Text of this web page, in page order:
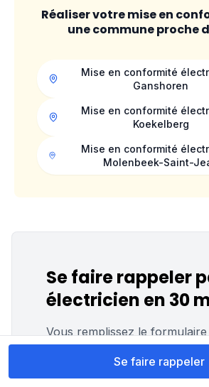
Se faire rappeler
Réaliser votre mise en
une commune proche
Mise en conformité
Ganshoren
Mise en conformité
Koekelberg
Mise en conformité
Molenbeek-Saint-
Se faire rappeler
électricien en 30
Vous remplissez le
et vous avez un électricien